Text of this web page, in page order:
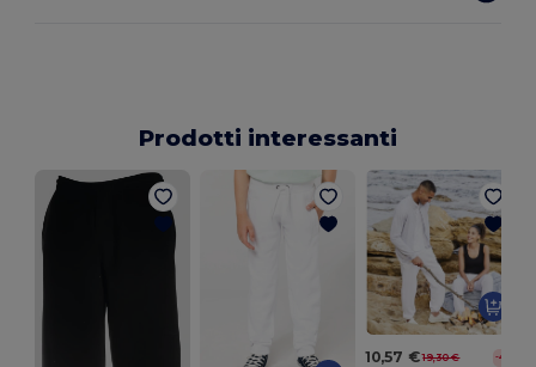
Prodotti interessanti
10,57 € 19,30 € -45%